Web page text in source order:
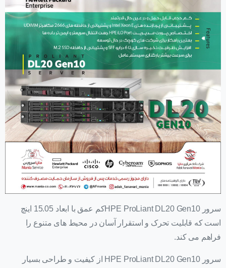
سرور HPE ProLiant DL20 Gen10کم عمق با ابعاد 15.05 اینچ
است که قابلیت تحرک و استقرار آسان در محیط های متنوع را
فراهم می کند.
سرور HPE ProLiant DL20 Gen10 از کیفیت و طراحی بسیار